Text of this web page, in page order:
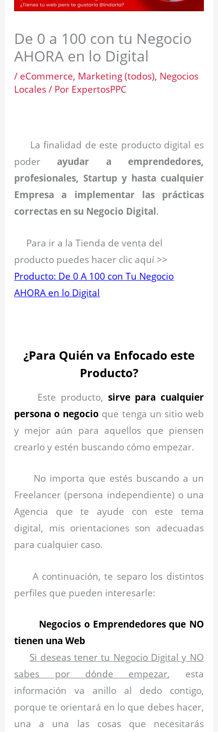
De 0 a 100 con tu Negocio
AHORA en lo Digital
/ eCommerce, Marketing (todos), Negocios
Locales/ Por ExpertosPPC
La finalidad de este producto digital es
poder ayudar a emprendedores,
profesionales, Startup y hasta cualquier
Empresa a implementar las prácticas
correctas en su Negocio Digital.
Para ir a la Tienda de venta del
producto puedes hacer clic aquí >>
Producto: De 0 A 100 con Tu Negocio
AHORA en lo Digital
¿Para Quién va Enfocado este
Producto?
Este producto, sirve para cualquier
persona o negocio que tenga un sitio web
y mejor aún para aquellos que piensen
crearlo y estén buscando cómo empezar.
No importa que estés buscando a un
Freelancer (persona independiente) o una
Agencia que te ayude con este tema
digital, mis orientaciones son adecuadas
para cualquier caso.
A continuación, te separo los distintos
perfiles que pueden interesarle:
Negocios o Emprendedores que NO
tienen una Web
Si deseas tener tu Negocio Digital y NO
sabes por dónde empezar, esta
información va anillo al dedo contigo,
porque te orientará en lo que debes hacer,
una a una las cosas que necesitarás